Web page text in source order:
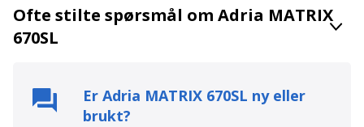
Ofte stilte spørsmål om Adria MATRIX
670SL
Er Adria MATRIX 670SL ny eller
brukt?